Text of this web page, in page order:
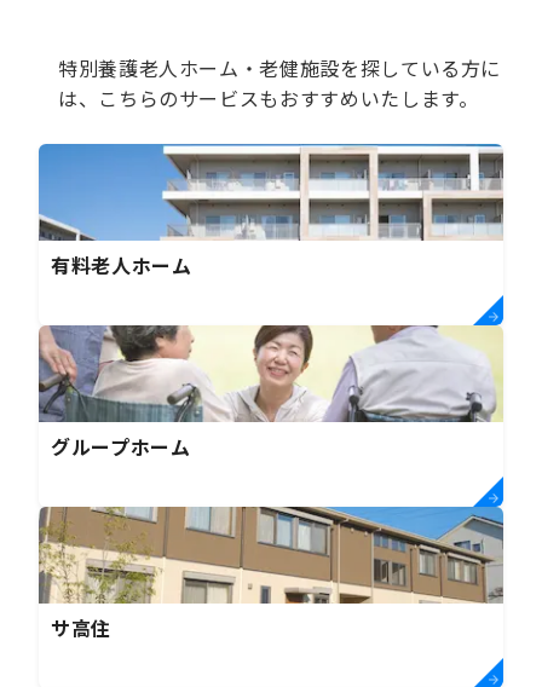
特別養護老人ホーム・老健施設を探している方に
は、こちらのサービスもおすすめいたします。
有料老人ホーム
グループホーム
サ高住